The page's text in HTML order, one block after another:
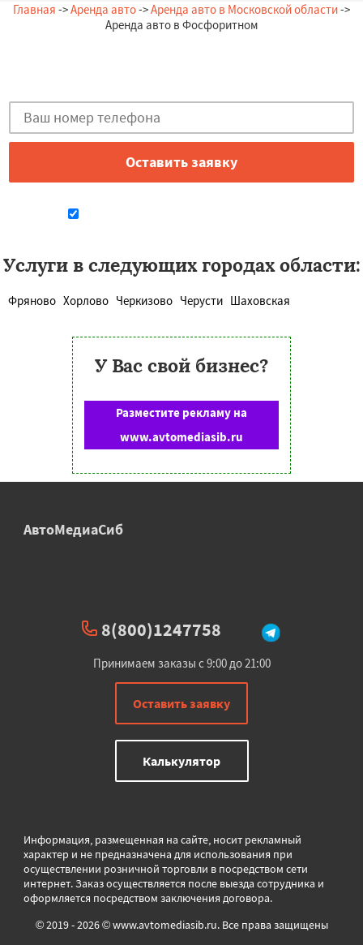
Главная ->Аренда авто->Аренда авто в Московской области->
Аренда авто в Фосфоритном
Услуги в следующих городах области:
Фряново Хорлово Черкизово Черусти Шаховская
У Вас свой бизнес?
Разместите рекламу на
www.avtomediasib.ru
АвтоМедиаСиб
8(800)1247758
Принимаем заказы с 9:00 до 21:00
Оставить заявку
Калькулятор
Информация, размещенная на сайте, носит рекламный
характер и не предназначена для использования при
осуществлении розничной торговли в посредством сети
интернет. Заказ осуществляется после выезда сотрудника и
оформляется посредством заключения договора.
© 2019 - 2026 © www.avtomediasib.ru. Все права защищены